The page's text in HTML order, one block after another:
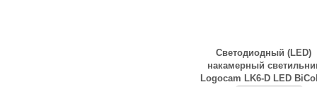
Светодиодный (LED)
накамерный
Logocam LK6-D LED